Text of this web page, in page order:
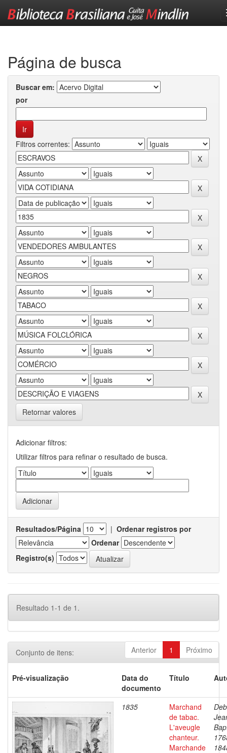
Página de busca
Buscar em:
por
Filtros correntes:
Retornar valores
Adicionar filtros:
Utilizar filtros para refinar o resultado de busca.
Resultados/Página | Ordenar registros por
Ordenar
Registro(s)
Resultado 1-1 de 1.
Anterior 1 Próximo
Conjunto de itens:
Pré-visualização
Data do
documento
Título
1835
Marchand
de tabac.
L'aveugle
chanteur.
Marchande